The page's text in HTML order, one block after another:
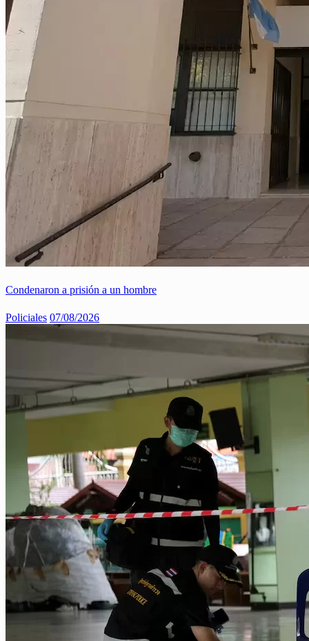
Condenaron a prisión a un hombre
Policiales 07/08/2026